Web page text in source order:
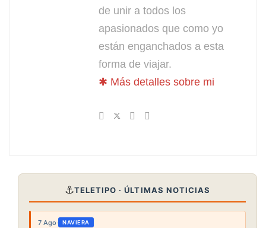
de unir a todos los
apasionados que como yo
están enganchados a esta
forma de viajar.
✱ Más detalles sobre mi
⚓TELETIPO · ÚLTIMAS NOTICIAS
7 Ago· NAVIERA